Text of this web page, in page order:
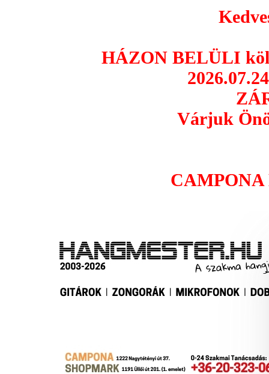
HÁZON BELÜLI
Várjuk